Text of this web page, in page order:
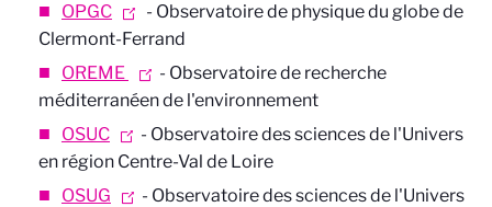
OPGC
- Observatoire de physique du globe de
Clermont-Ferrand
OREME
- Observatoire de recherche
méditerranéen de l'environnement
OSUC
- Observatoire des sciences de l'Univers
en région Centre-Val de Loire
OSUG
- Observatoire des sciences de l'Univers